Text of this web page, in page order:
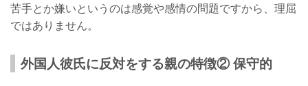
感情的にならない
親を説得したCさんの体験談
苦手とか嫌いというのは感覚や感情の問題ですから、理屈
ではありません。
外国人彼氏に反対をする親の特徴② 保守的